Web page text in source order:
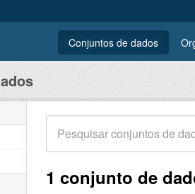
Conjuntos de dados
1 conjunto de